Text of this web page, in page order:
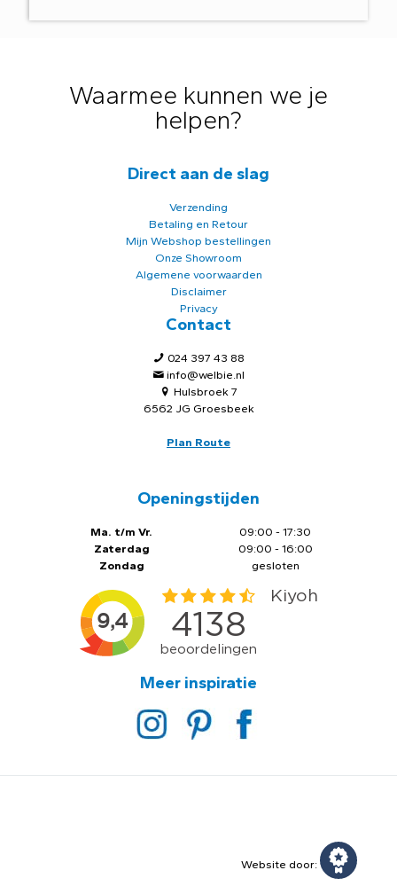
Waarmee kunnen we je
helpen?
Direct aan de slag
Verzending
Betaling en Retour
Mijn Webshop bestellingen
Onze Showroom
Algemene voorwaarden
Disclaimer
Privacy
Contact
024 397 43 88
info@welbie.nl
Hulsbroek 7
6562 JG Groesbeek
Plan Route
Openingstijden
Ma. t/m Vr.
Zaterdag
Zondag
09:00 - 17:30
09:00 - 16:00
gesloten
Meer inspiratie
Website door: